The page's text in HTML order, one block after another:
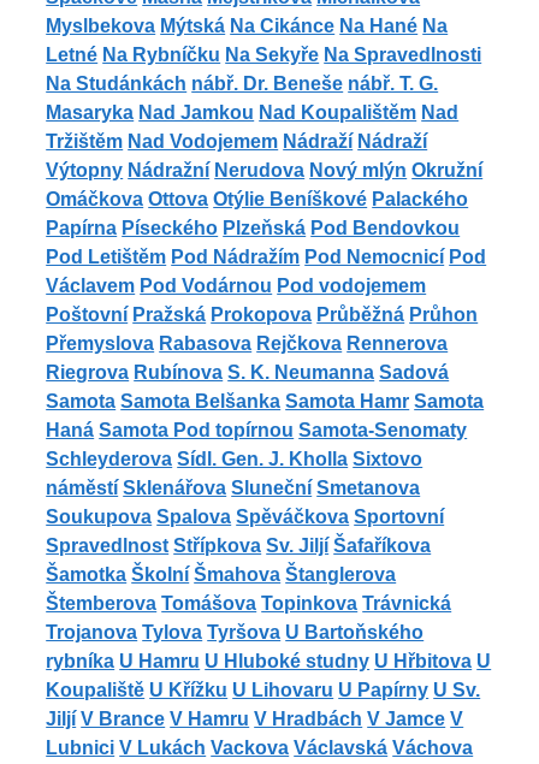
Myslbekova Mýtská Na Cikánce Na Hané Na
Letné Na Rybníčku Na Sekyře Na Spravedlnosti
Na Studánkách nábř. Dr. Beneše nábř. T. G.
Masaryka Nad Jamkou Nad Koupalištěm Nad
Tržištěm Nad Vodojemem Nádraží Nádraží
Výtopny Nádražní Nerudova Nový mlýn Okružní
Omáčkova Ottova Otýlie Beníškové Palackého
Papírna Píseckého Plzeňská Pod Bendovkou
Pod Letištěm Pod Nádražím Pod Nemocnicí Pod
Václavem Pod Vodárnou Pod vodojemem
Poštovní Pražská Prokopova Průběžná Průhon
Přemyslova Rabasova Rejčkova Rennerova
Riegrova Rubínova S. K. Neumanna Sadová
Samota Samota Belšanka Samota Hamr Samota
Haná Samota Pod topírnou Samota-Senomaty
Schleyderova Sídl. Gen. J. Kholla Sixtovo
náměstí Sklenářova Sluneční Smetanova
Soukupova Spalova Spěváčkova Sportovní
Spravedlnost Střípkova Sv. Jiljí Šafaříkova
Šamotka Školní Šmahova Štanglerova
Štemberova Tomášova Topinkova Trávnická
Trojanova Tylova Tyršova U Bartoňského
rybníka U Hamru U Hluboké studny U Hřbitova U
Koupaliště U Křížku U Lihovaru U Papírny U Sv.
Jiljí V Brance V Hamru V Hradbách V Jamce V
Lubnici V Lukách Vackova Václavská Váchova